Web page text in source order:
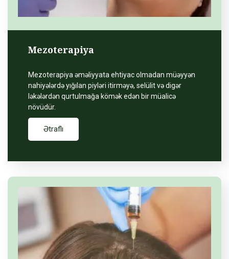
Mezoterapiya
Mezoterapiya əməliyyata ehtiyac olmadan müəyyən
nahiyələrdə yığılan piyləri itirməyə, selülit və digər
ləkələrdən qurtulmağa kömək edən bir müalicə
növüdür.
Ətraflı